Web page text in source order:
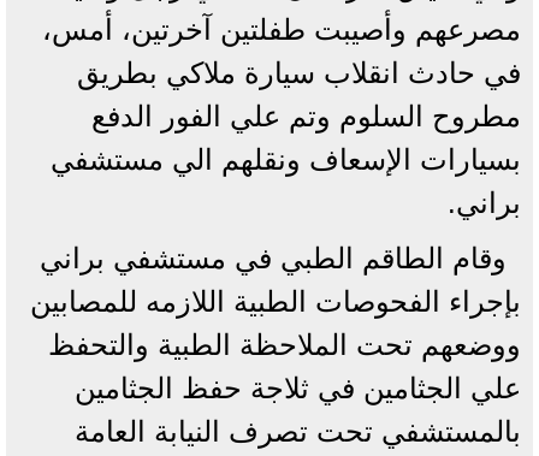
مصرعهم وأصيبت طفلتين آخرتين، أمس،
في حادث انقلاب سيارة ملاكي بطريق
مطروح السلوم وتم علي الفور الدفع
بسيارات الإسعاف ونقلهم الي مستشفي
براني.
وقام الطاقم الطبي في مستشفي براني
بإجراء الفحوصات الطبية اللازمه للمصابين
ووضعهم تحت الملاحظة الطبية والتحفظ
علي الجثامين في ثلاجة حفظ الجثامين
بالمستشفي تحت تصرف النيابة العامة